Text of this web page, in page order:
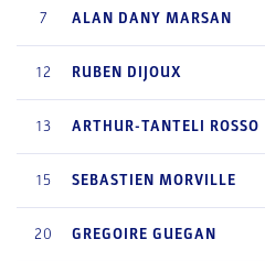
7 ALAN DANY MARSAN
12 RUBEN DIJOUX
13 ARTHUR-TANTELI ROSSO
15 SEBASTIEN MORVILLE
20 GREGOIRE GUEGAN